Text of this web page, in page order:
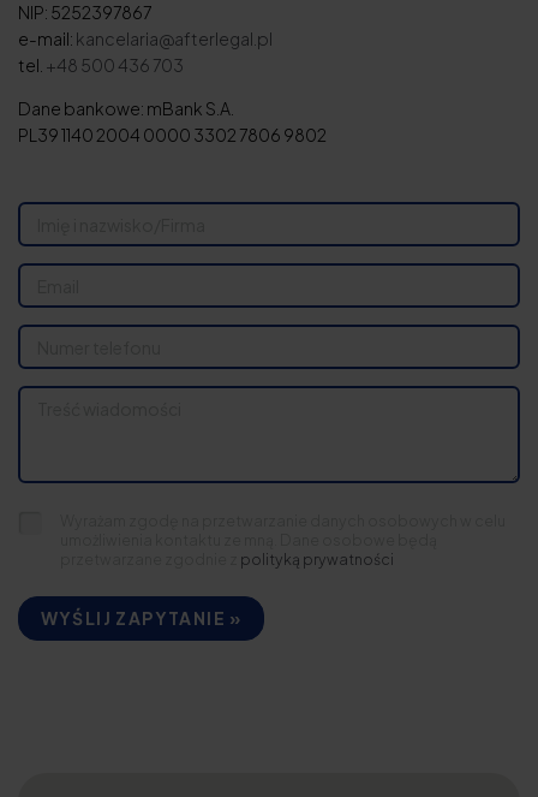
NIP: 5252397867
e-mail: kancelaria@afterlegal.pl
tel. +48 500 436 703
Dane bankowe: mBank S.A.
PL39 1140 2004 0000 3302 7806 9802
polityką prywatności
WYŚLIJ ZAPYTANIE »